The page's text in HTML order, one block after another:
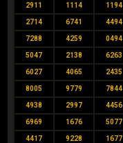
2911 1114 1194
2714 6741 4494
7288 4259 0494
5047 2138 6263
6027 4065 2435
8005 9779 7844
4938 2997 4456
6969 1676 5077
4417 9228 1677